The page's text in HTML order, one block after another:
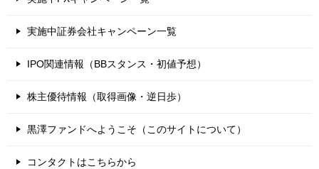
実施中証券会社キャンペーン一覧
IPO関連情報（BBスタンス・初値予想）
株主優待情報（取得画像・逆日歩）
黒澤ファンドへようこそ（このサイトについて）
コンタクトはこちらから